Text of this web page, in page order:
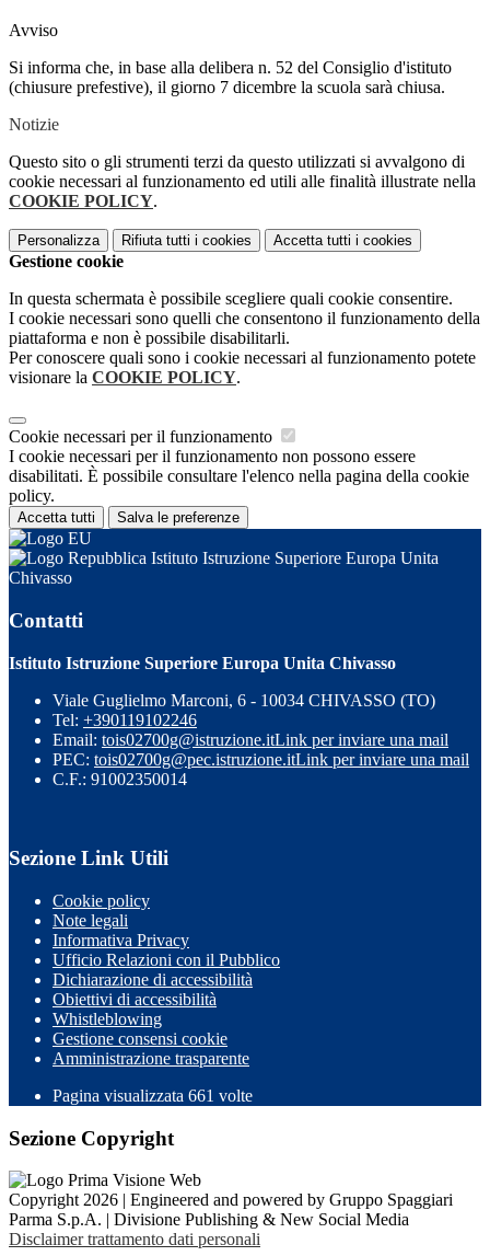
Avviso
Si informa che, in base alla delibera n. 52 del Consiglio d'istituto
(chiusure prefestive), il giorno 7 dicembre la scuola sarà chiusa.
Notizie
Questo sito o gli strumenti terzi da questo utilizzati si avvalgono di
cookie necessari al funzionamento ed utili alle finalità illustrate nella
COOKIE POLICY.
Personalizza Rifiuta tutti i cookies Accetta tutti i cookies
Gestione cookie
In questa schermata è possibile scegliere quali cookie consentire.
I cookie necessari sono quelli che consentono il funzionamento della
piattaforma e non è possibile disabilitarli.
Per conoscere quali sono i cookie necessari al funzionamento potete
visionare la COOKIE POLICY.
Cookie necessari per il funzionamento
I cookie necessari per il funzionamento non possono essere
disabilitati. È possibile consultare l'elenco nella pagina della cookie
policy.
Accetta tutti Salva le preferenze
Istituto Istruzione Superiore Europa Unita
Chivasso
Contatti
Istituto Istruzione Superiore Europa Unita Chivasso
Viale Guglielmo Marconi, 6 - 10034 CHIVASSO (TO)
Tel: +390119102246
Email: tois02700g@istruzione.itLink per inviare una mail
PEC: tois02700g@pec.istruzione.itLink per inviare una mail
C.F.: 91002350014
Sezione Link Utili
Cookie policy
Note legali
Informativa Privacy
Ufficio Relazioni con il Pubblico
Dichiarazione di accessibilità
Obiettivi di accessibilità
Whistleblowing
Gestione consensi cookie
Amministrazione trasparente
Pagina visualizzata 661 volte
Sezione Copyright
Copyright 2026 | Engineered and powered by Gruppo Spaggiari
Parma S.p.A. | Divisione Publishing & New Social Media
Disclaimer trattamento dati personali